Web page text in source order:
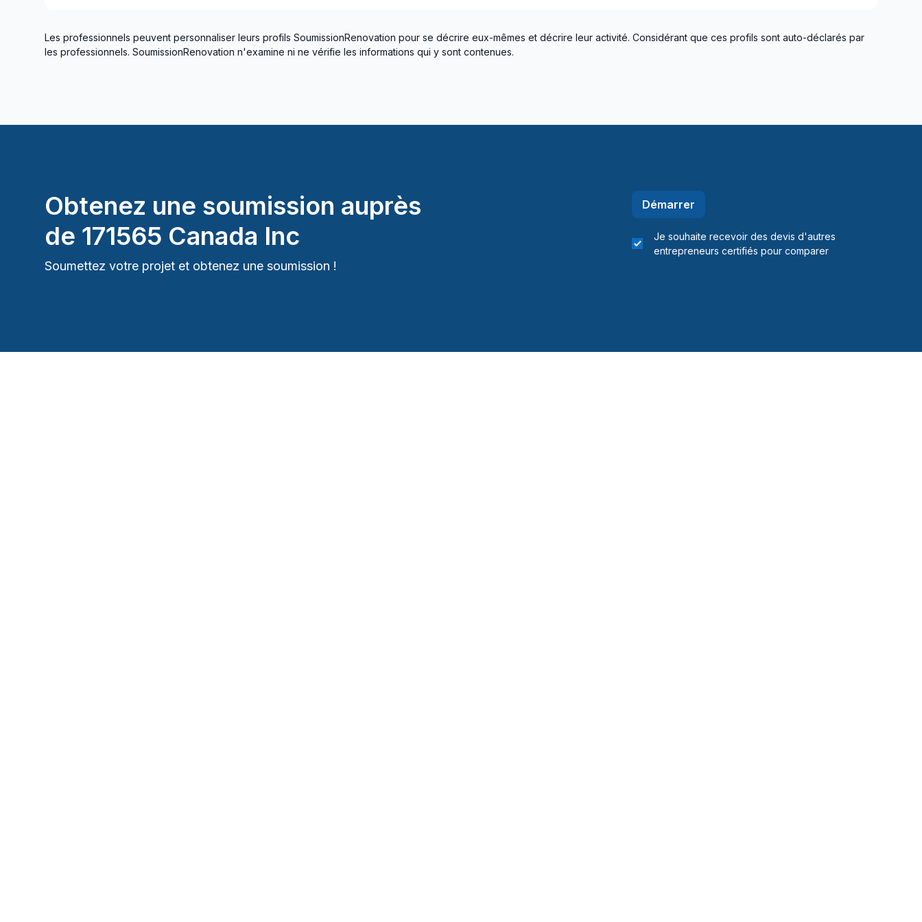
Les professionnels peuvent personnaliser leurs profils SoumissionRenovation pour se décrire eux-mêmes et décrire leur activité. Considérant que ces profils sont auto-déclarés par
les professionnels. SoumissionRenovation n'examine ni ne vérifie les informations qui y sont contenues.
Obtenez une soumission auprès
de 171565 Canada Inc
Soumettez votre projet et obtenez une soumission !
Démarrer
Je souhaite recevoir des devis d'autres
entrepreneurs certifiés pour comparer